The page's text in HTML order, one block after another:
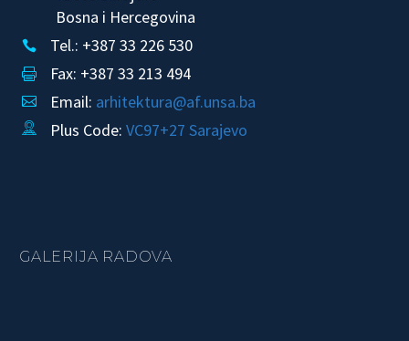
Bosna i Hercegovina

 Tel.: +387 33 226 530

 Fax: +387 33 213 494

 Email: arhitektura@af.unsa.ba

 Plus Code: VC97+27 Sarajevo
GALERIJA RADOVA